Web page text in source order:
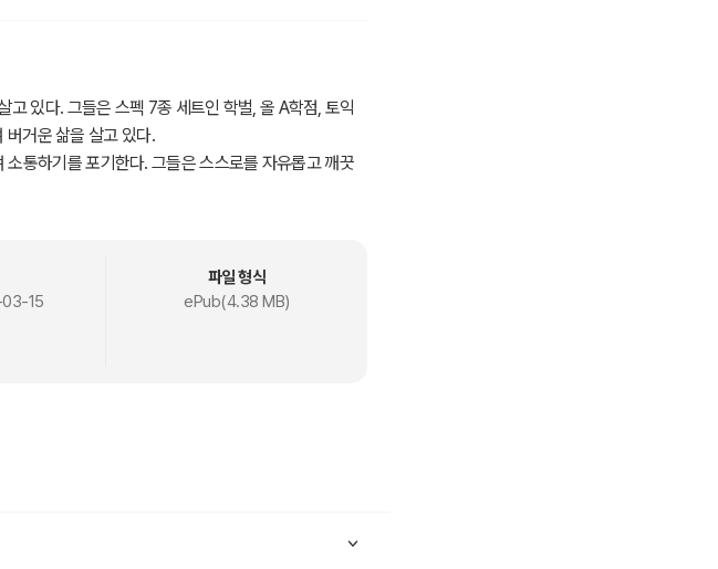
있다. 그들은 스펙 7종 세트인 학벌, 올 A학점, 토익
거운 삶을 살고 있다.
통하기를 포기한다. 그들은 스스로를 자유롭고 깨끗
인 고시파, 건수에 민감한 낭만파, 돈 맛을 알아버린
대질을 보내도 할 말이 없다. 삿대질을 달게 받겠다.
으로 받아들일 것이다.
15
파일 형식
ePub(4.38 MB)